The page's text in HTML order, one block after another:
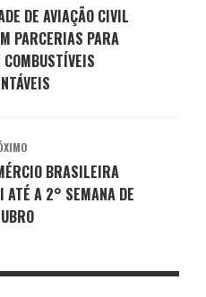
DE AVIAÇÃO CIVIL
PARCERIAS PARA
COMBUSTÍVEIS
BRASILEIRA
A 2° SEMANA DE